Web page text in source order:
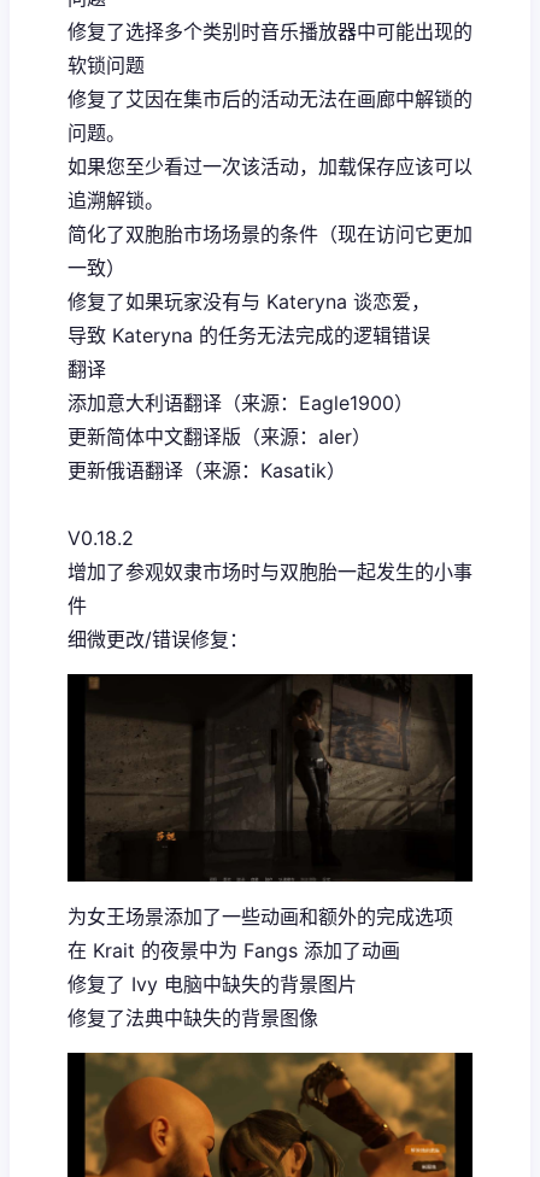
修复了选择多个类别时音乐播放器中可能出现的
软锁问题
修复了艾因在集市后的活动无法在画廊中解锁的
问题。
如果您至少看过一次该活动，加载保存应该可以
追溯解锁。
简化了双胞胎市场场景的条件（现在访问它更加
一致）
修复了如果玩家没有与 Kateryna 谈恋爱，
导致 Kateryna 的任务无法完成的逻辑错误
翻译
添加意大利语翻译（来源：Eagle1900）
更新简体中文翻译版（来源：aler）
更新俄语翻译（来源：Kasatik）
V0.18.2
增加了参观奴隶市场时与双胞胎一起发生的小事
件
细微更改/错误修复：
为女王场景添加了一些动画和额外的完成选项
在 Krait 的夜景中为 Fangs 添加了动画
修复了 Ivy 电脑中缺失的背景图片
修复了法典中缺失的背景图像